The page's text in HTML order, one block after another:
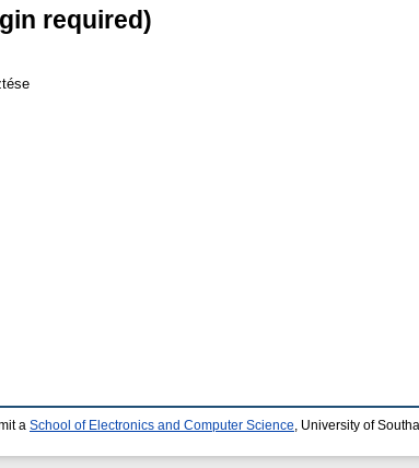
required)
a School of Electronics and Computer Science , University of